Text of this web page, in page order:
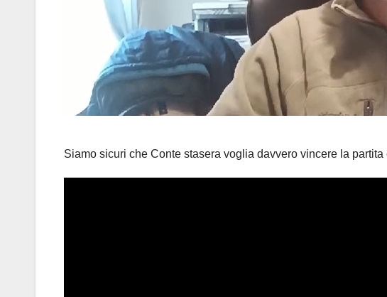
Siamo sicuri che Conte stasera voglia davvero vincere la